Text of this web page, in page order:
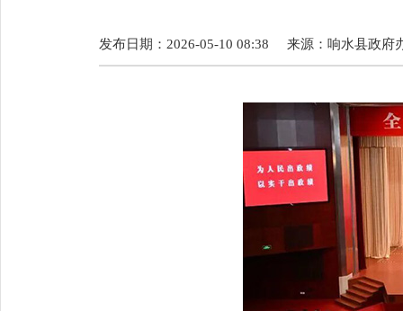
发布日期：2026-05-10 08:38 来源： 响水县政府